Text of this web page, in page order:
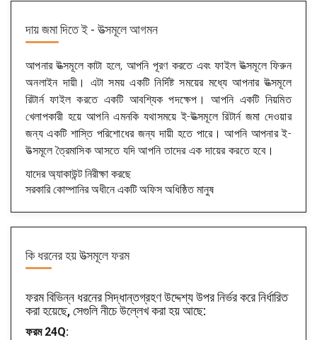
দায় জমা দিতেই - উত্সমূলে আগমন
আপনার উত্সমূলে কাটা হলে, আপনি পূরণ করতে এবং ফাইল উত্সমূলে ফিরুন
অনলাইন দায়ী। এটা সময় একটি নির্দিষ্ট সময়ের মধ্যে আপনার উত্সমূলে
রিটার্ন ফাইল করতে একটি আবশ্যিক পদক্ষেপ। আপনি একটি নিয়মিত
খেলাপকারী হয়ে আপনি এমনকি যথাসময়ে ই-উত্সমূলে রিটার্ন জমা দেওয়ার
জন্য একটি শাস্তি পরিশোধের জন্য দায়ী হতে পারে। আপনি আপনার ই-
উত্সমূলে ত্রৈমাসিক আসতে যদি আপনি তাদের এক দায়ের করতে হবে।
যাদের অ্যাকাউন্ট নিরীক্ষা করছে
সরকারি কোম্পানির অধীনে একটি অফিস অধিষ্ঠিত মানুষ
কি ধরনের হয়উত্সমূলে ফরম
ফরম বিভিন্ন ধরনের সিদ্ধান্তগ্রহণ উদ্দেশ্য উপর নির্ভর করে নির্ধারিত
করা হয়েছে, সেগুলি নীচে উল্লেখ করা হয় আছে:
ফরম 24Q: